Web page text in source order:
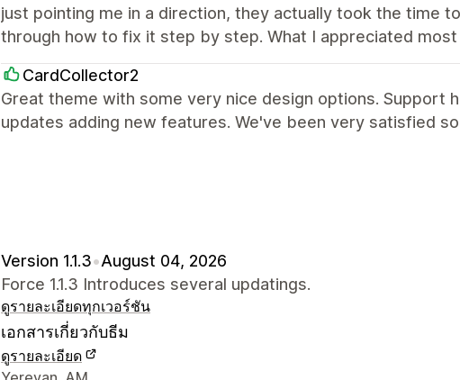
just pointing me in a direction, they actually took the time
through how to fix it step by step. What I appreciated
CardCollector2
Great theme with some very nice design options. Support
updates adding new features. We've been very satisfied
Version 1.1.3•August 04, 2026
Force 1.1.3 Introduces several updatings.
ดูรายละเอียดทุกเวอร์ชัน
เอกสารเกี่ยวกับธีม
ดูรายละเอียด